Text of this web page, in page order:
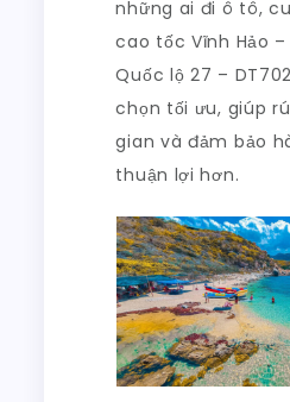
những ai đi ô tô,
cao tốc Vĩnh Hảo
Quốc lộ 27 –
chọn tối ưu, giúp
gian và đảm bảo
thuận lợi hơn.